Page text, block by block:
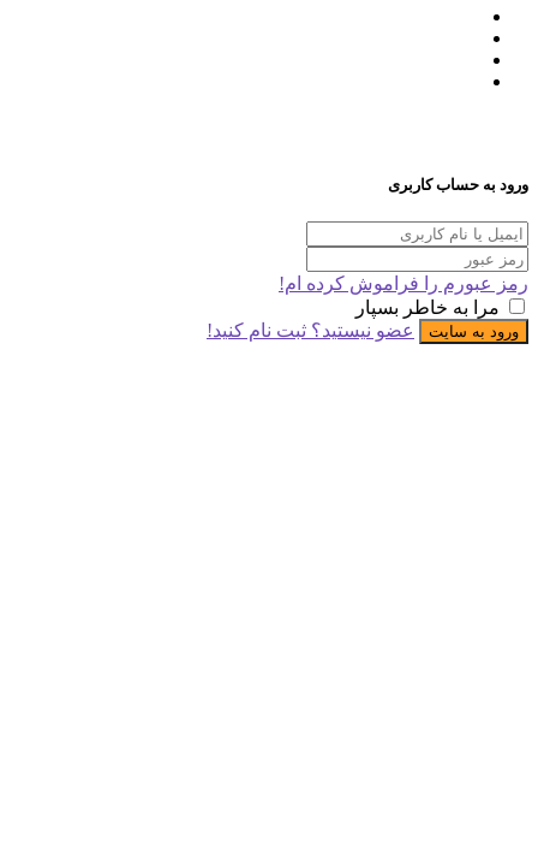
حساب کاربری
را فراموش کرده ام!
به خاطر بسپار
سایت عضو نیستید؟ ثبت نام کنید!